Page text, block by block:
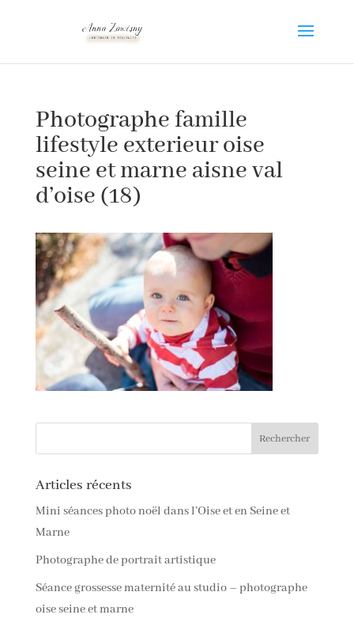
Photographe famille
lifestyle exterieur oise
seine et marne aisne val
d’oise (18)
Articles récents
Mini séances photo noël dans l’Oise et en Seine et
Marne
Photographe de portrait artistique
Séance grossesse maternité au studio – photographe
oise seine et marne